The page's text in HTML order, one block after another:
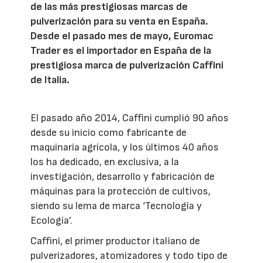
de las más prestigiosas marcas de
pulverización para su venta en España.
Desde el pasado mes de mayo, Euromac
Trader es el importador en España de la
prestigiosa marca de pulverización Caffini
de Italia.
El pasado año 2014, Caffini cumplió 90 años
desde su inicio como fabricante de
maquinaria agrícola, y los últimos 40 años
los ha dedicado, en exclusiva, a la
investigación, desarrollo y fabricación de
máquinas para la protección de cultivos,
siendo su lema de marca ‘Tecnología y
Ecología’.
Caffini, el primer productor italiano de
pulverizadores, atomizadores y todo tipo de